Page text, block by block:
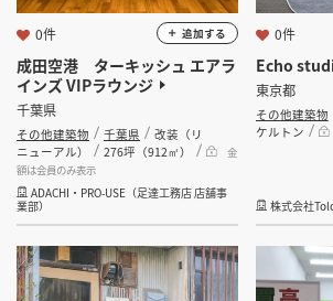
設計施工会社
金額
会員ログインすると検索できます。
坪 ～
成田空港 ターキッシュ エアラ
インズ VIPラウンジ
千葉県
その他建築物 千葉県
改装（リ
ニューアル）
276坪（912㎡）
金
額は会員のみ表示
ADACHI・PRO-USE（足達工務店 店舗事
業部）
0件 追加する
Echo
東京都
その他建築物
ケルトン
株式会社
0件